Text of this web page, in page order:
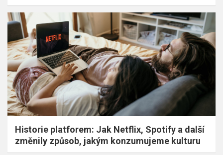
Historie platforem: Jak Netflix, Spotify a další
změnily způsob, jakým konzumujeme kulturu